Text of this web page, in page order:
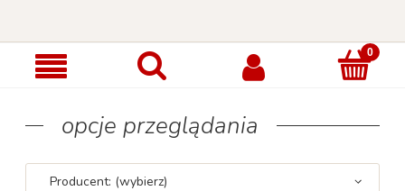
opcje przeglądania
Producent: (wybierz)